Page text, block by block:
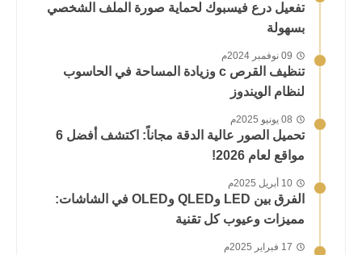
تفعيل درع فيسبوك لحماية صورة الملف الشخصي
بسهولة
09 نوفمبر 2024م
تنظيف القرص c وزيادة المساحة في الحاسوب
لنظام الويندوز
08 يونيو 2025م
تحميل الصور عالية الدقة مجاناً: اكتشف أفضل 6
مواقع لعام 2026!
10 أبريل 2025م
الفرق بين LED وQLED وOLED في الشاشات:
مميزات وعيوب كل تقنية
17 فبراير 2025م